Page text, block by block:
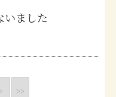
ました
> >>